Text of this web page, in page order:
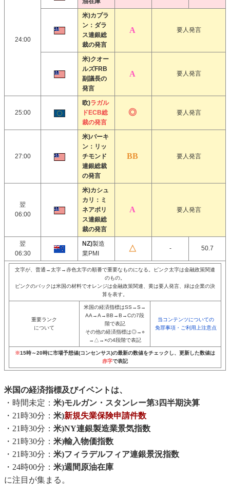
24:00
米)カプラ
ン：ダラ
ス連銀総
裁の発言
要人発言
米)クオー
ルズFRB
副議長の
発言
要人発言
25:00
欧)ラガル
ドECB総
裁の発言
要人発言
27:00
米)バーキ
ン：リッ
チモンド
連銀総裁
の発言
要人発言
翌
06:00
米)カシュ
カリ：ミ
ネアポリ
ス連銀総
裁の発言
要人発言
翌
06:30
NZ)製造
業PMI
- 50.7
文字が、普通→太字→赤色太字の順番で重要なものになる。ピンク太字は金融政策関連
のもの。
ピンクのバックは米国の材料でオレンジは金融政策関連、黄は要人発言、緑は企業の決
算を表す。
重要ランク
について
米国の経済指標はSS→S→
AA→A→BB→B→Cの7段
階で表記
その他の経済指標は◎→○
→△→×の4段階で表記
当コンテンツについての
免罪事項・ご利用上注意点
※15時～20時に市場予想値(コンセンサス)の最新の数値をチェックし、更新した数値は
赤字で表記
米国の経済指標及びイベントは、
・時間未定： 米)モルガン・スタンレー第3四半期決算
・21時30分： 米)新規失業保険申請件数
・21時30分： 米)NY連銀製造業景気指数
・21時30分： 米)輸入物価指数
・21時30分： 米)フィラデルフィア連銀景況指数
・24時00分： 米)週間原油在庫
に注目が集まる。